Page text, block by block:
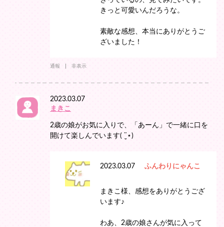
きっと可愛いんだろうな。
素敵な感想、本当にありがとうご
ざいました！
通報 非表示
2023.03.07
まきこ
2歳の娘がお気に入りで、「あーん」で一緒に口を
開けて楽しんでいます( ¨̮⋆)
2023.03.07 ふんわりにゃんこ
まきこ様、感想をありがとうござ
います♪
わあ、2歳の娘さんが気に入って